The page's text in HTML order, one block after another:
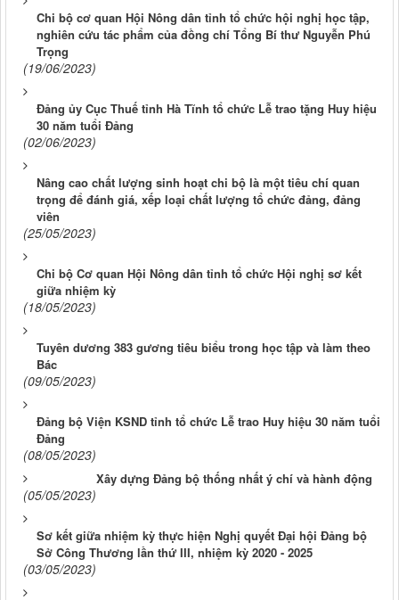
Chi bộ cơ quan Hội Nông dân tỉnh tổ chức hội nghị học tập,
nghiên cứu tác phẩm của đồng chí Tổng Bí thư Nguyễn Phú
Trọng
(19/06/2023)
Đảng ủy Cục Thuế tỉnh Hà Tĩnh tổ chức Lễ trao tặng Huy hiệu
30 năm tuổi Đảng
(02/06/2023)
Nâng cao chất lượng sinh hoạt chi bộ là một tiêu chí quan
trọng để đánh giá, xếp loại chất lượng tổ chức đảng, đảng
viên
(25/05/2023)
Chi bộ Cơ quan Hội Nông dân tỉnh tổ chức Hội nghị sơ kết
giữa nhiệm kỳ
(18/05/2023)
Tuyên dương 383 gương tiêu biểu trong học tập và làm theo
Bác
(09/05/2023)
Đảng bộ Viện KSND tỉnh tổ chức Lễ trao Huy hiệu 30 năm tuổi
Đảng
(08/05/2023)
Xây dựng Đảng bộ thống nhất ý chí và hành động
(05/05/2023)
Sơ kết giữa nhiệm kỳ thực hiện Nghị quyết Đại hội Đảng bộ
Sở Công Thương lần thứ III, nhiệm kỳ 2020 - 2025
(03/05/2023)